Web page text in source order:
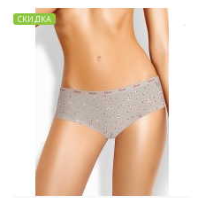
СКИДКА